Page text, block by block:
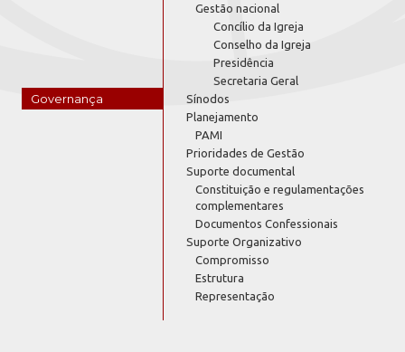
Governança
Gestão nacional
Concílio da Igreja
Conselho da Igreja
Presidência
Secretaria Geral
Sínodos
Planejamento
PAMI
Prioridades de Gestão
Suporte documental
Constituição e regulamentações
complementares
Documentos Confessionais
Suporte Organizativo
Compromisso
Estrutura
Representação